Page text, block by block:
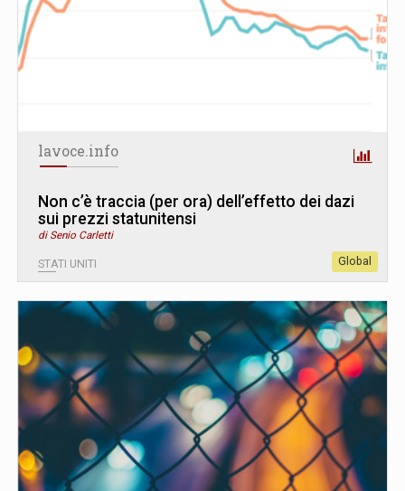
lavoce.info
Non c’è traccia (per ora) dell’effetto dei dazi
sui prezzi statunitensi
di Senio Carletti
STATI UNITI Global